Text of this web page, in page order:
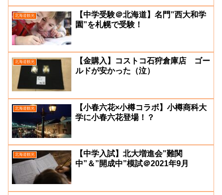
北海道観光
【中学受験＠北海道】名門”西大和学
園”を札幌で受験！
北海道観光
【金購入】コストコ石狩倉庫店 ゴー
ルドが安かった（泣）
北海道観光
【小春六花×小樽コラボ】小樽商科大
学に⼩春六花登場！？
北海道観光
【中学入試】北大増進会”難関
中”＆”開成中”模試＠2021年9月